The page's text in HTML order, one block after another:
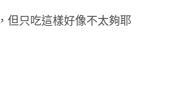
，但只吃這樣好像不太夠耶